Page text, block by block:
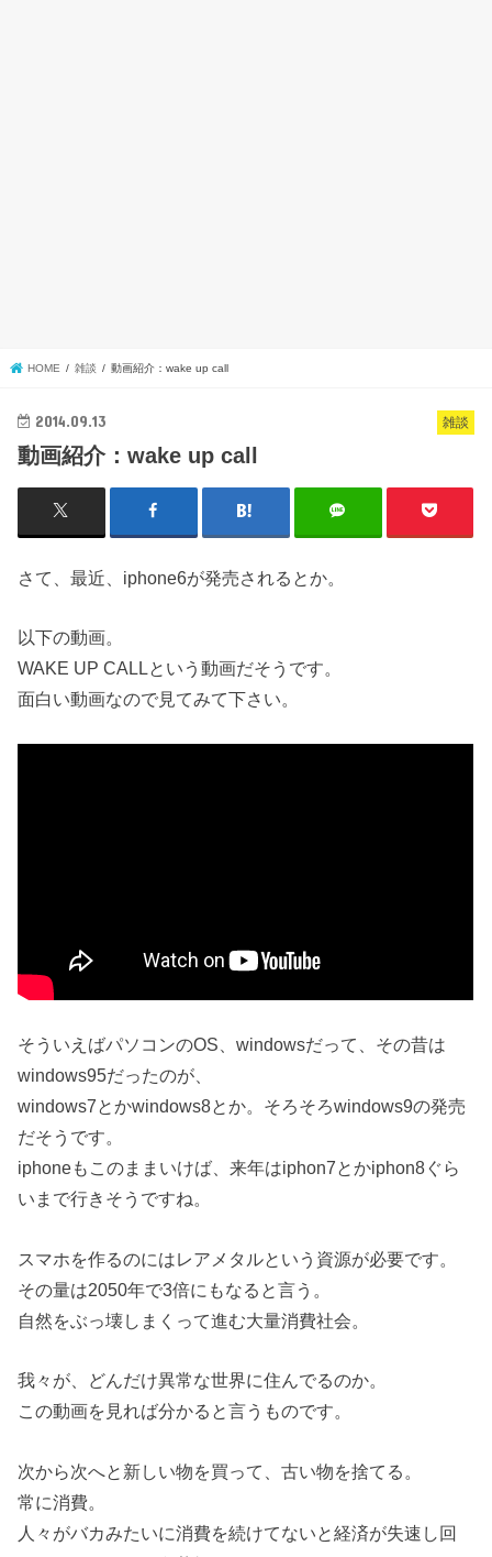
HOME 雑談 動画紹介：wake up call
雑談
2014.09.13
動画紹介：wake up call
さて、最近、iphone6が発売されるとか。
以下の動画。
WAKE UP CALLという動画だそうです。
面白い動画なので見てみて下さい。
そういえばパソコンのOS、windowsだって、その昔は
windows95だったのが、
windows7とかwindows8とか。そろそろwindows9の発売
だそうです。
iphoneもこのままいけば、来年はiphon7とかiphon8ぐら
いまで行きそうですね。
スマホを作るのにはレアメタルという資源が必要です。
その量は2050年で3倍にもなると言う。
自然をぶっ壊しまくって進む大量消費社会。
我々が、どんだけ異常な世界に住んでるのか。
この動画を見れば分かると言うものです。
次から次へと新しい物を買って、古い物を捨てる。
常に消費。
人々がバカみたいに消費を続けてないと経済が失速し回